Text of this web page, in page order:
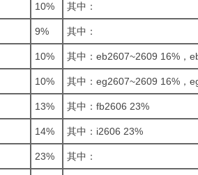
10% 其中：
9% 其中：
10% 其中：eb2607~2609 16%，
10% 其中：eg2607~2609 16%，
13% 其中：fb2606 23%
14% 其中：i2606 23%
23% 其中：